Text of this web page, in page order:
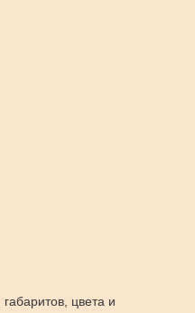
цвета и